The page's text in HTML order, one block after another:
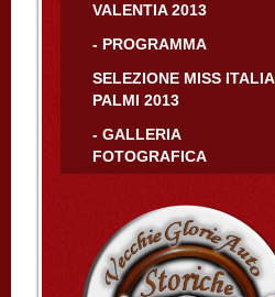
VALENTIA 2013
- PROGRAMMA
SELEZIONE MISS ITALIA
PALMI 2013
- GALLERIA
FOTOGRAFICA